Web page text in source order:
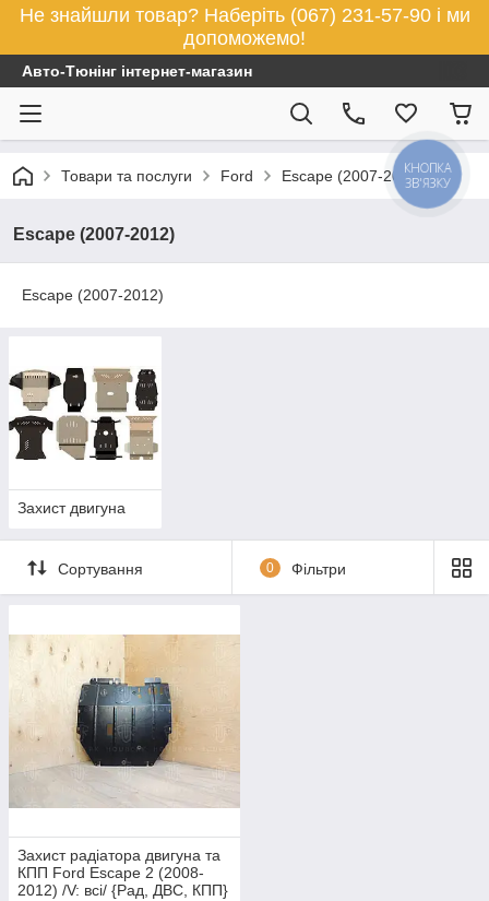
Не знайшли товар? Наберіть (067) 231-57-90 і ми
допоможемо!
Авто-Тюнінг інтернет-магазин
Товари та послуги Ford Escape (2007-2012)
Escape (2007-2012)
Escape (2007-2012)
Захист двигуна
Сортування 0 Фільтри
Захист радіатора двигуна та
КПП Ford Escape 2 (2008-
2012) /V: всі/ {Рад, ДВС, КПП}
КНОПКА
ЗВ'ЯЗКУ